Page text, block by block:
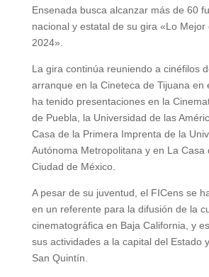
Ensenada busca alcanzar más de 60
nacional y estatal de su gira «Lo Mejor
2024».
La gira continúa reuniendo a cinéfilos
arranque en la Cineteca de Tijuana en
ha tenido presentaciones en la
de Puebla, la Universidad de las
Casa de la Primera Imprenta de la
Autónoma Metropolitana y en La Casa
Ciudad de México.
A pesar de su juventud, el FICens se
en un referente para la difusión de la
cinematográfica en Baja California, y
sus actividades a la capital del Estado
San Quintín.